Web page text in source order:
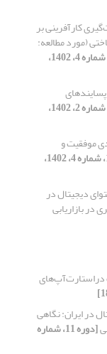
کارآفرینی بر
(مورد مطالعه:
[دوره 11، شماره 4، 1402،
[دوره 11، شماره 2، 1402،
موفقیت و
[دوره 11، شماره 4، 1402،
دیجیتال در
در بازاریابی
دراستارت‌آپ‌های
در ایران: نگاهی
[دوره 11، شماره